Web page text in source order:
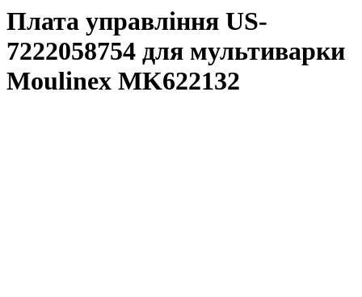
Плата управління US-
7222058754 для мультиварки
Moulinex MK622132